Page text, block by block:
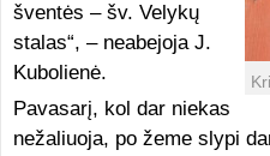
šventės – šv. Velykų
stalas“, – neabejoja J.
Kubolienė.
Pavasarį, kol dar niekas
nežaliuoja, po žeme slypi